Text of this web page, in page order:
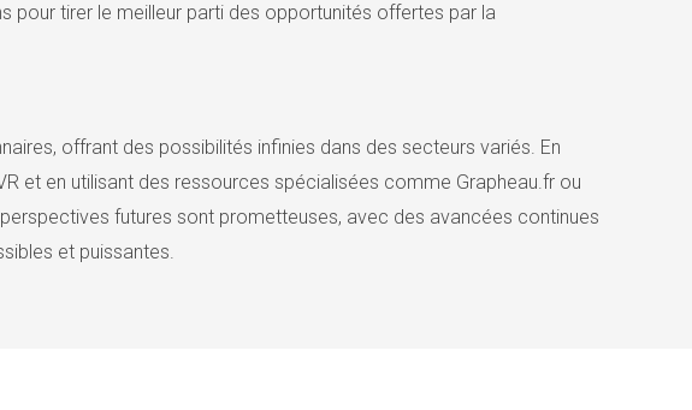
pour tirer le meilleur parti des opportunités offertes par la
offrant des possibilités infinies dans des secteurs variés. En
et en utilisant des ressources spécialisées comme Grapheau.fr ou
futures sont prometteuses, avec des avancées continues
et puissantes.